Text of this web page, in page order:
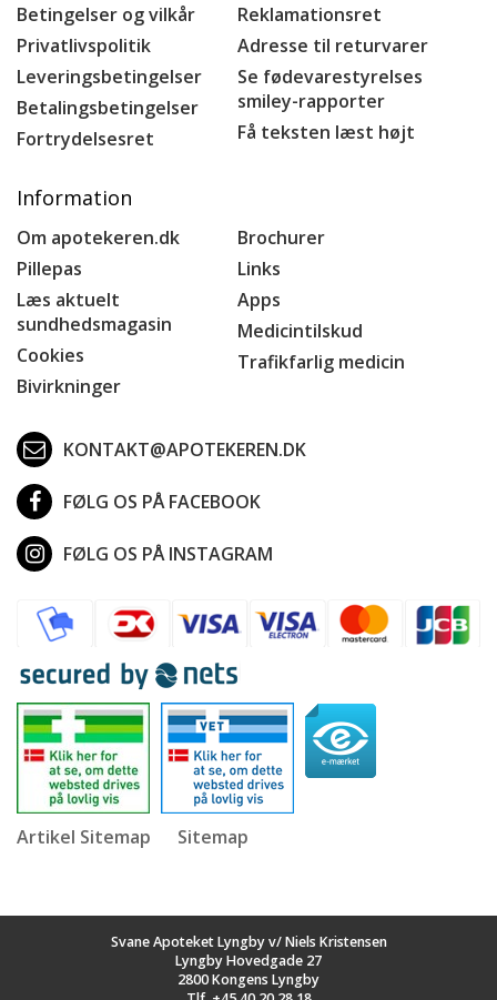
Betingelser og vilkår
Privatlivspolitik
Leveringsbetingelser
Betalingsbetingelser
Fortrydelsesret
Reklamationsret
Adresse til returvarer
Se fødevarestyrelses
smiley-rapporter
Få teksten læst højt
Information
Om apotekeren.dk
Pillepas
Læs aktuelt
sundhedsmagasin
Cookies
Bivirkninger
Brochurer
Links
Apps
Medicintilskud
Trafikfarlig medicin
KONTAKT@APOTEKEREN.DK
FØLG OS PÅ FACEBOOK
FØLG OS PÅ INSTAGRAM
Artikel Sitemap Sitemap
Svane Apoteket Lyngby v/ Niels Kristensen
Lyngby Hovedgade 27
2800 Kongens Lyngby